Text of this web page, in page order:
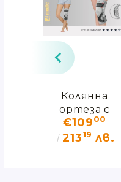
Колянна
ортеза с
гъвкави шини
и
€10900
21319 лв.